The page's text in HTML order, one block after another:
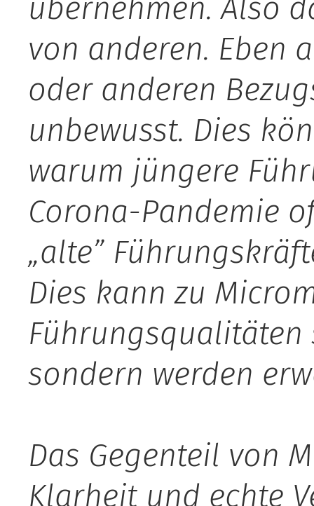
übernehmen. Also
von anderen. Eben
oder anderen
unbewusst. Dies
warum jüngere
Corona-Pandemie
„alte”
Dies kann zu
sondern werden
Das Gegenteil von
Klarheit und echte